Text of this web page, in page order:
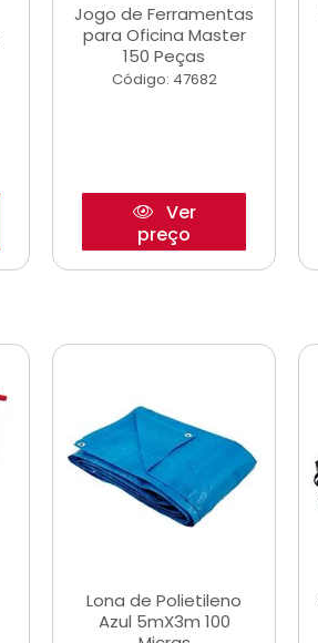
Jogo de Ferramentas
para Oficina Master
150 Peças
Código: 47682
Ver
preço
Lona de Polietileno
Azul 5mX3m 100